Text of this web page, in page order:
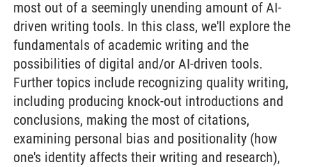
most out of a seemingly unending amount of AI-
driven writing tools. In this class, we'll explore the
fundamentals of academic writing and the
possibilities of digital and/or AI-driven tools.
Further topics include recognizing quality writing,
including producing knock-out introductions and
conclusions, making the most of citations,
examining personal bias and positionality (how
one's identity affects their writing and research),